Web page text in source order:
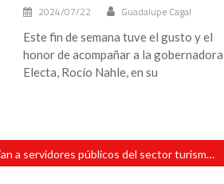
2024/07/22 Guadalupe Cagal
Este fin de semana tuve el gusto y el
honor de acompañar a la gobernadora
Electa, Rocío Nahle, en su
Capacitarían a servidores públicos del sector turismo en materia sanitaria